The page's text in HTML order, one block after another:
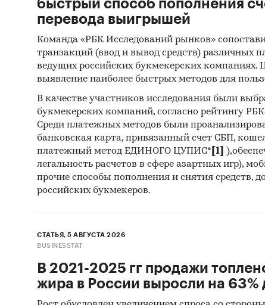
быстрый способ пополнения
перевода выигрышей
Команда «РБК Исследований рынков»
транзакций (ввод и вывод средств) различных
ведущих российских букмекерских компаниях.
выявление наиболее быстрых методов для
В качестве участников исследования были
букмекерских компаний, согласно рейтингу
Среди платежных методов были
банковская карта, привязанный счет СБП,
платежный метод ЕДИНОГО ЦУПИС* [1]
легальность расчетов в сфере азартных игр),
прочие способы пополнения и снятия средств,
российских букмекеров.
СТАТЬЯ, 5 АВГУСТА 2026
BUSINESSTAT
В 2021-2025 гг продажи
жира в России выросли на 63%